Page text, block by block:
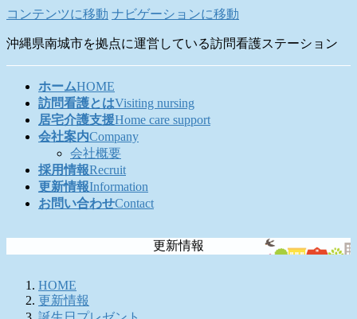
コンテンツに移動 ナビゲーションに移動
沖縄県南城市を拠点に運営している訪問看護ステーション
ホームHOME
訪問看護とはVisiting nursing
居宅介護支援Home care support
会社案内Company
会社概要
採用情報Recruit
更新情報Information
お問い合わせContact
更新情報
HOME
更新情報